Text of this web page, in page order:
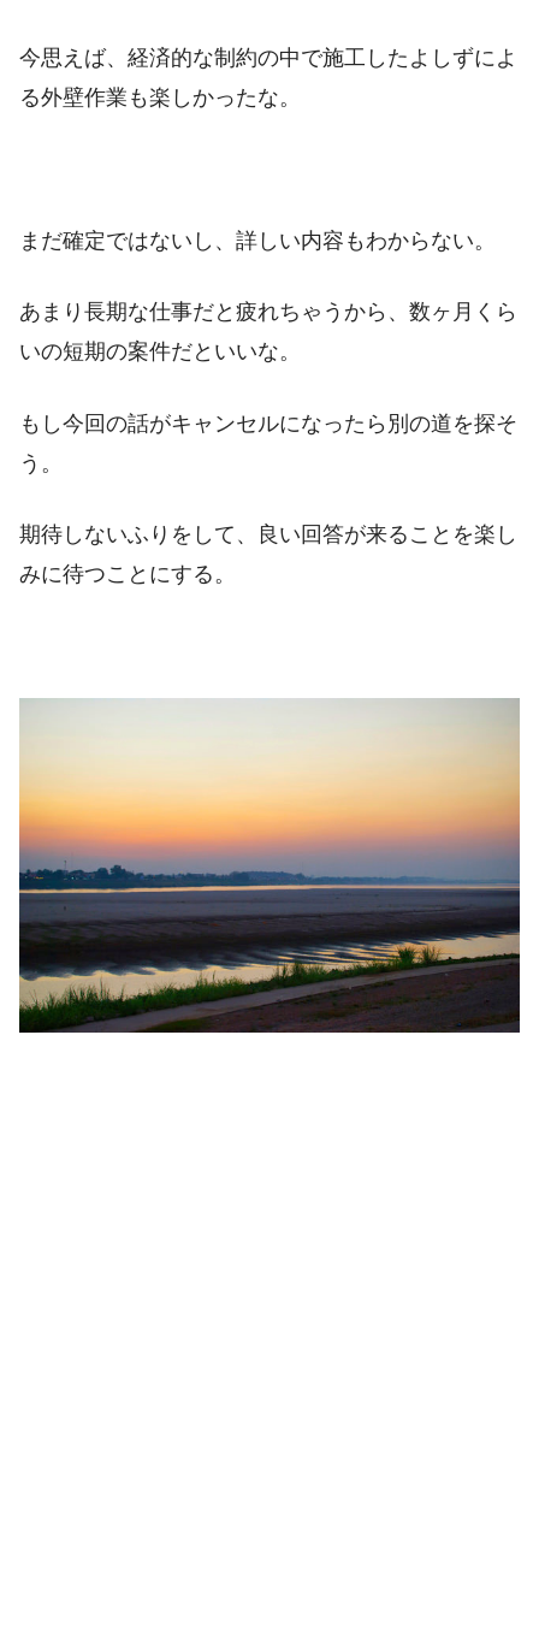
今思えば、経済的な制約の中で施工したよしずによ
る外壁作業も楽しかったな。
まだ確定ではないし、詳しい内容もわからない。
あまり長期な仕事だと疲れちゃうから、数ヶ月くら
いの短期の案件だといいな。
もし今回の話がキャンセルになったら別の道を探そ
う。
期待しないふりをして、良い回答が来ることを楽し
みに待つことにする。